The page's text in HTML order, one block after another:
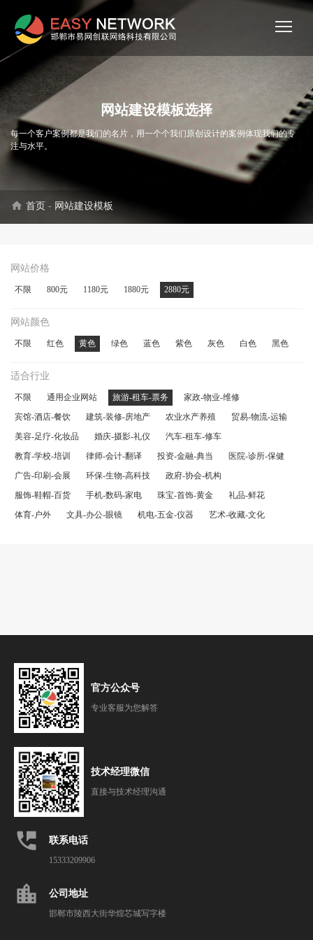
网站建设模板选择
每一个客户案例都是我们的名片，用一个个我们原创设计的案例体现我们的专
注与水平。
home 首页 - 网站建设模板
网站价格
不限 800元 1180元 1880元 2880元
网站颜色
不限 红色 黄色 绿色 蓝色 紫色 灰色 白色 黑色
适合行业
不限 通用企业网站 旅游-租车-票务
家政-物业-维修
宾馆-酒店-餐饮
建筑-装修-房地产 农业水产养殖
贸易-物流-运输
美容-足疗-化妆品
婚庆-摄影-礼仪
汽车-租车-修车
教育-学校-培训
律师-会计-翻译 投资-金融-典当
医院-诊所-保健
广告-印刷-会展
环保-生物-高科技
政府-协会-机构
服饰-鞋帽-百货
手机-数码-家电 珠宝-首饰-黄金
礼品-鲜花
体育-户外
文具-办公-眼镜 机电-五金-仪器 艺术-收藏-文化
官方公众号
专业客服为您解答
技术经理微信
直接与技术经理沟通
perm_phone_msg 联系电话
15333209906
location_city 公司地址
邯郸市陵西大街华煌芯城写字楼